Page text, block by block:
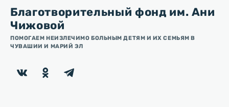
Благотворительный фонд им. Ани
Чижовой
ПОМОГАЕМ НЕИЗЛЕЧИМО БОЛЬНЫМ ДЕТЯМ И ИХ СЕМЬЯМ В
ЧУВАШИИ И МАРИЙ ЭЛ